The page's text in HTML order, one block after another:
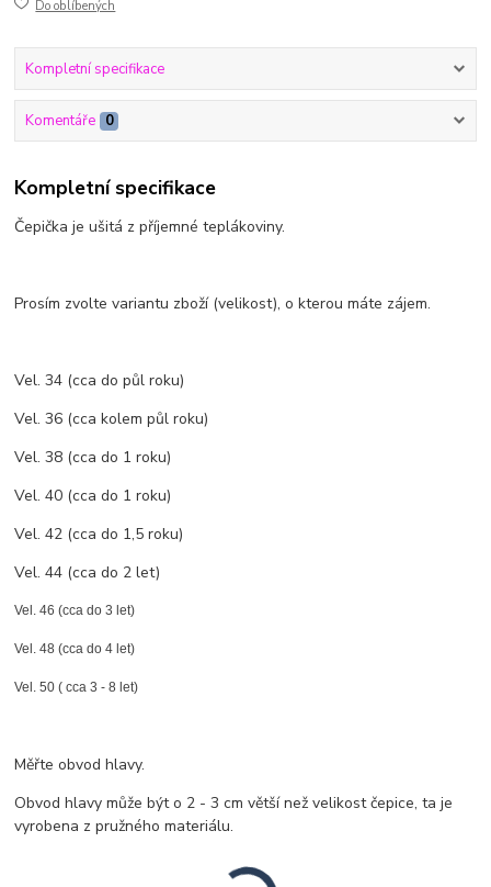
Do oblíbených
Kompletní specifikace
Komentáře 0
Kompletní specifikace
Čepička je ušitá z příjemné teplákoviny.
Prosím zvolte variantu zboží (velikost), o kterou máte zájem.
Vel. 34 (cca do půl roku)
Vel. 36 (cca kolem půl roku)
Vel. 38 (cca do 1 roku)
Vel. 40 (cca do 1 roku)
Vel. 42 (cca do 1,5 roku)
Vel. 44 (cca do 2 let)
Vel. 46 (cca do 3 let)
Vel. 48 (cca do 4 let)
Vel. 50 ( cca 3 - 8 let)
Měřte obvod hlavy.
Obvod hlavy může být o 2 - 3 cm větší než velikost čepice, ta je
vyrobena z pružného materiálu.